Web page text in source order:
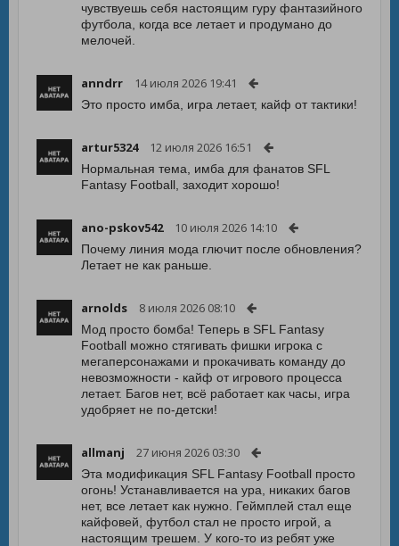
чувствуешь себя настоящим гуру фантазийного
футбола, когда все летает и продумано до
мелочей.
anndrr 14 июля 2026 19:41
Это просто имба, игра летает, кайф от тактики!
artur5324 12 июля 2026 16:51
Нормальная тема, имба для фанатов SFL
Fantasy Football, заходит хорошо!
ano-pskov542 10 июля 2026 14:10
Почему линия мода глючит после обновления?
Летает не как раньше.
arnolds 8 июля 2026 08:10
Мод просто бомба! Теперь в SFL Fantasy
Football можно стягивать фишки игрока с
мегаперсонажами и прокачивать команду до
невозможности - кайф от игрового процесса
летает. Багов нет, всё работает как часы, игра
удобряет не по-детски!
allmanj 27 июня 2026 03:30
Эта модификация SFL Fantasy Football просто
огонь! Устанавливается на ура, никаких багов
нет, все летает как нужно. Геймплей стал еще
кайфовей, футбол стал не просто игрой, а
настоящим трешем. У кого-то из ребят уже